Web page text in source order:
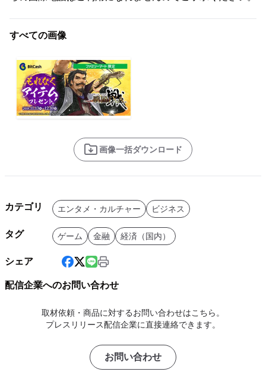
すべての画像
画像一括ダウンロード
カテゴリ エンタメ・カルチャー ビジネス
タグ ゲーム 金融 経済（国内）
シェア
配信企業へのお問い合わせ
取材依頼・商品に対するお問い合わせはこちら。
プレスリリース配信企業に直接連絡できます。
お問い合わせ